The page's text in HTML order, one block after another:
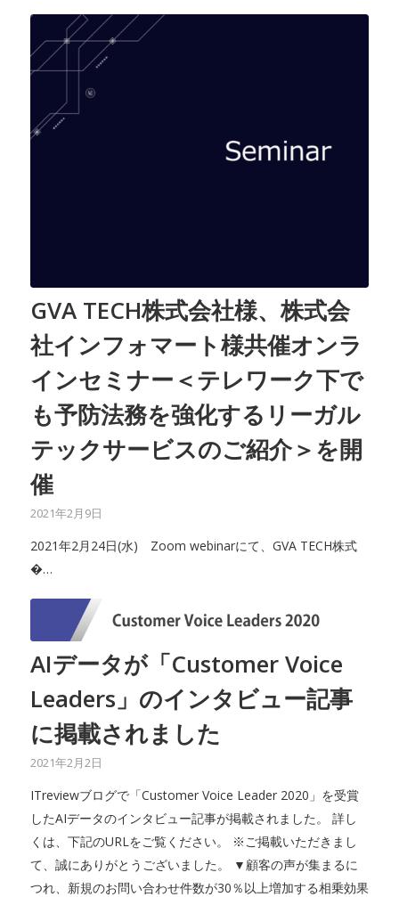
GVA TECH株式会社様、株式会
社インフォマート様共催オンラ
インセミナー＜テレワーク下で
も予防法務を強化するリーガル
テックサービスのご紹介＞を開
催
2021年2月9日
2021年2月24日(水) Zoom webinarにて、GVA TECH株式
�…
AIデータが「Customer Voice
Leaders」のインタビュー記事
に掲載されました
2021年2月2日
ITreviewブログで「Customer Voice Leader 2020」を受賞
したAIデータのインタビュー記事が掲載されました。 詳し
くは、下記のURLをご覧ください。 ※ご掲載いただきまし
て、誠にありがとうございました。 ▼顧客の声が集まるに
つれ、新規のお問い合わせ件数が30％以上増加する相乗効果